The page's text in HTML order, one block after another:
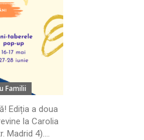
Familii
Ediția a doua
la Carolia
4)....